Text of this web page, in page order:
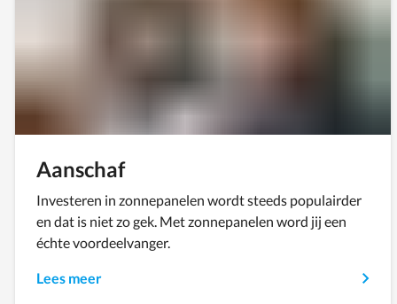
Aanschaf
Investeren in zonnepanelen wordt steeds populairder
en dat is niet zo gek. Met zonnepanelen word jij een
échte voordeelvanger.
Lees meer